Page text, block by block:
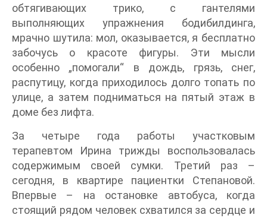
обтягивающих трико, с гантелями
выполняющих упражнения бодибилдинга,
мрачно шутила: мол, оказывается, я бесплатно
забочусь о красоте фигуры. Эти мысли
особенно „помогали“ в дождь, грязь, снег,
распутицу, когда приходилось долго топать по
улице, а затем подниматься на пятый этаж в
доме без лифта.
За четыре года работы участковым
терапевтом Ирина трижды воспользовалась
содержимым своей сумки. Третий раз –
сегодня, в квартире пациентки Степановой.
Впервые – на остановке автобуса, когда
стоящий рядом человек схватился за сердце и